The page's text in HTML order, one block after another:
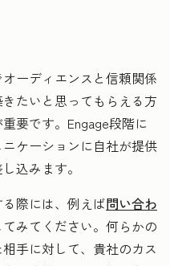
ーディエンスと信頼関係
たいと思ってもらえる方
要です。Engage段階に
ケーションに自社が提供
込みます。
際には、例えば問い合わ
みてください。何らかの
手に対して、貴社のカス